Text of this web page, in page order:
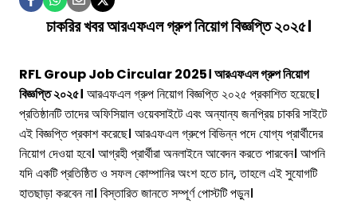
চাকরির খবর আরএফএল গ্রুপ নিয়োগ বিজ্ঞপ্তি ২০২৫।
RFL Group Job Circular 2025। আরএফএল গ্রুপ নিয়োগ
বিজ্ঞপ্তি ২০২৫। আরএফএল গ্রুপ নিয়োগ বিজ্ঞপ্তি ২০২৫ প্রকাশিত হয়েছে।
প্রতিষ্ঠানটি তাদের অফিসিয়াল ওয়েবসাইটে এবং অন্যান্য জনপ্রিয় চাকরি সাইটে
এই বিজ্ঞপ্তি প্রকাশ করেছে। আরএফএল গ্রুপে বিভিন্ন পদে যোগ্য প্রার্থীদের
নিয়োগ দেওয়া হবে। আগ্রহী প্রার্থীরা অনলাইনে আবেদন করতে পারবেন। আপনি
যদি একটি প্রতিষ্ঠিত ও সফল কোম্পানির অংশ হতে চান, তাহলে এই সুযোগটি
হাতছাড়া করবেন না। বিস্তারিত জানতে সম্পূর্ণ পোস্টটি পড়ুন।